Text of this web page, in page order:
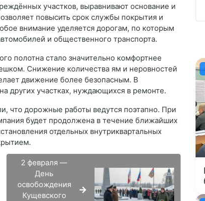
участков, выравнивают основание и
повысить срок службы покрытия и
внимание уделяется дорогам, по которым
и общественного транспорта.
полотна стало значительно комфортнее
Снижение количества ям и неровностей
движение более безопасным. В
других участках, нуждающихся в ремонте.
что дорожные работы ведутся поэтапно. При
будет продолжена в течение ближайших
отдельных внутриквартальных
2 февраля —
День
освобождения
Кущевского